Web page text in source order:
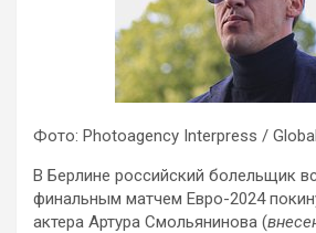
Фото: Photoagency Interpress /
В Берлине российский болельщик
финальным матчем Евро-2024
актера Артура Смольянинова (